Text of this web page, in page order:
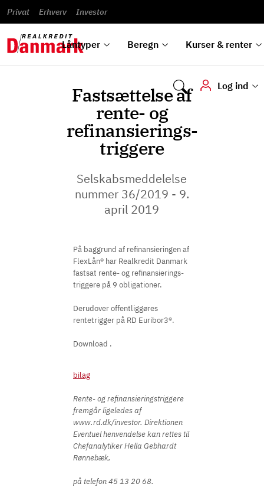
Privat Erhverv Investor
Låntyper Beregn Kurser & renter
Log ind
til bolig
Alle
låntyper
omlægning
Se alle
beregnere
Renteprognose
Bestil
kursovervågning
rentetilpasning
vilkår
Blanketter
Samarbejdspartnere
guides
hvad
vi kan
tilbyde
Fastsættelse af
rente- og
refinansierings-
triggere
Selskabsmeddelelse
nummer 36/2019 - 9.
april 2019
På baggrund af refinansieringen af
FlexLån® har Realkredit Danmark
fastsat rente- og refinansierings-
triggere på 9 obligationer.
Derudover offentliggøres
rentetrigger på RD Euribor3®.
Download .
bilag
Rente- og refinansieringstriggere
fremgår ligeledes af
www.rd.dk/investor. Direktionen
Eventuel henvendelse kan rettes til
Chefanalytiker Hella Gebhardt
Rønnebæk,
på telefon 45 13 20 68.